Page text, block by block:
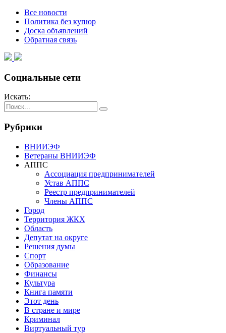
Все новости
Политика без купюр
Доска объявлений
Обратная связь
Социальные сети
Искать:
Рубрики
ВНИИЭФ
Ветераны ВНИИЭФ
АППС
Ассоциация предпринимателей
Устав АППС
Реестр предпринимателей
Члены АППС
Город
Территория ЖКХ
Область
Депутат на округе
Решения думы
Спорт
Образование
Финансы
Культура
Книга памяти
Этот день
В стране и мире
Криминал
Виртуальный тур